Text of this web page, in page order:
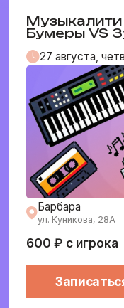
Музыкалити
Бумеры VS
27 августа,
Барбара
ул. Куникова, 28А
600 ₽ с игрока